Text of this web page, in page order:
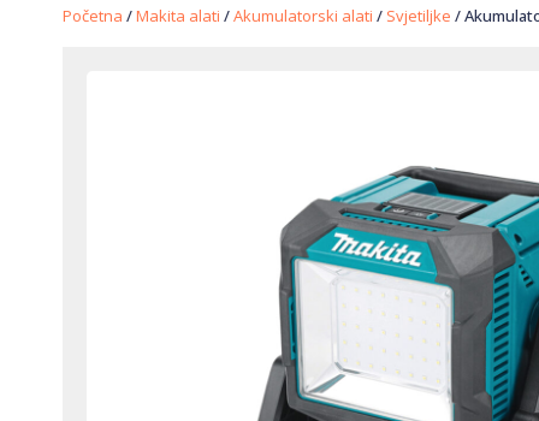
Početna /Makita alati /Akumulatorski alati / Svjetiljke /